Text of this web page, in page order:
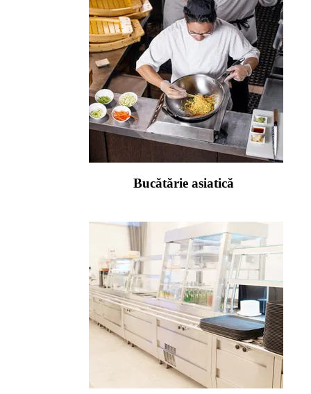
Bucătărie asiatică